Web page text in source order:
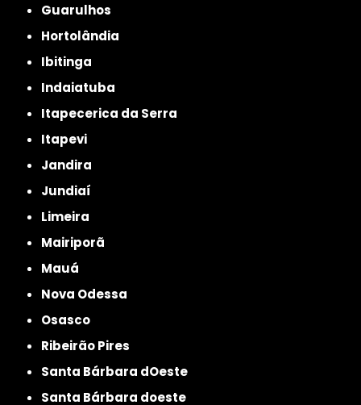
Guarulhos
Hortolândia
Ibitinga
Indaiatuba
Itapecerica da Serra
Itapevi
Jandira
Jundiaí
Limeira
Mairiporã
Mauá
Nova Odessa
Osasco
Ribeirão Pires
Santa Bárbara dOeste
Santa Bárbara doeste